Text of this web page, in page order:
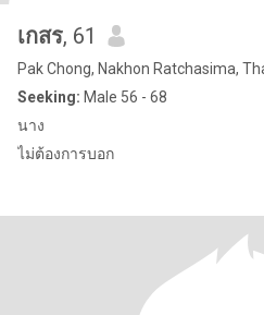
เกสร, 61
Pak Chong, Nakhon Ratchasima,
Seeking: Male 56 - 68
นาง
ไม่ต้องการบอก